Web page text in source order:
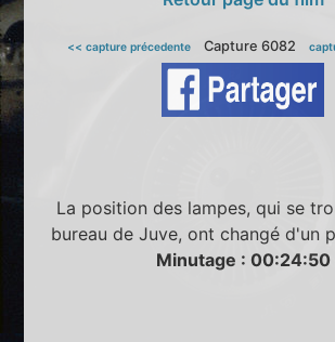
<< capture précedente Capture 6082
La position des lampes, qui se
bureau de Juve, ont changé d'un
Minutage : 00:24:50